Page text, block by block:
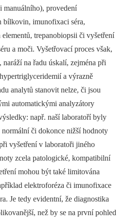
manuálního), provedení
bílkovin, imunofixaci séra,
trepanobiopsii či vyšetření
a moči. Vyšetřovací proces však,
naráží na řadu úskalí, zejména při
a výrazně
analytů stanovit nelze, či jsou
automatickými analyzátory
např. naší laboratoří byly
normální či dokonce nižší hodnoty
vyšetření v laboratoři jiného
zcela patologické, kompatibilní
mohou být také limitována
elektroforéza či imunofixace
Je tedy evidentní, že diagnostika
než by se na první pohled